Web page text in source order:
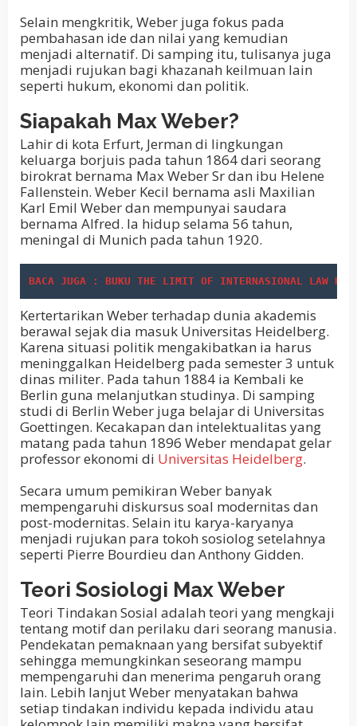
Selain mengkritik, Weber juga fokus pada
pembahasan ide dan nilai yang kemudian
menjadi alternatif. Di samping itu, tulisanya juga
menjadi rujukan bagi khazanah keilmuan lain
seperti hukum, ekonomi dan politik.
Siapakah Max Weber?
Lahir di kota Erfurt, Jerman di lingkungan
keluarga borjuis pada tahun 1864 dari seorang
birokrat bernama Max Weber Sr dan ibu Helene
Fallenstein. Weber Kecil bernama asli Maxilian
Karl Emil Weber dan mempunyai saudara
bernama Alfred. Ia hidup selama 56 tahun,
meningal di Munich pada tahun 1920.
BACA JUGA : BUKU THE LIMIT OF INTERNASIONAL LAW
Kertertarikan Weber terhadap dunia akademis
berawal sejak dia masuk Universitas Heidelberg.
Karena situasi politik mengakibatkan ia harus
meninggalkan Heidelberg pada semester 3 untuk
dinas militer. Pada tahun 1884 ia Kembali ke
Berlin guna melanjutkan studinya. Di samping
studi di Berlin Weber juga belajar di Universitas
Goettingen. Kecakapan dan intelektualitas yang
matang pada tahun 1896 Weber mendapat gelar
professor ekonomi di Universitas Heidelberg.
Secara umum pemikiran Weber banyak
mempengaruhi diskursus soal modernitas dan
post-modernitas. Selain itu karya-karyanya
menjadi rujukan para tokoh sosiolog setelahnya
seperti Pierre Bourdieu dan Anthony Gidden.
Teori Sosiologi Max Weber
Teori Tindakan Sosial adalah teori yang mengkaji
tentang motif dan perilaku dari seorang manusia.
Pendekatan pemaknaan yang bersifat subyektif
sehingga memungkinkan seseorang mampu
mempengaruhi dan menerima pengaruh orang
lain. Lebih lanjut Weber menyatakan bahwa
setiap tindakan individu kepada individu atau